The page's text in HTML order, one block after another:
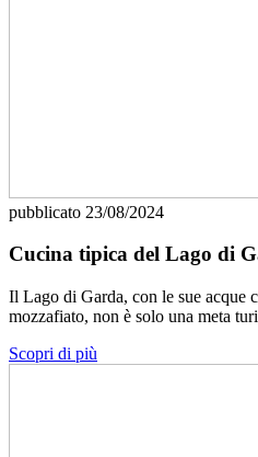
pubblicato 23/08/2024
Cucina tipica del Lago di
Il Lago di Garda, con le sue acque
mozzafiato, non è solo una meta
Scopri di più